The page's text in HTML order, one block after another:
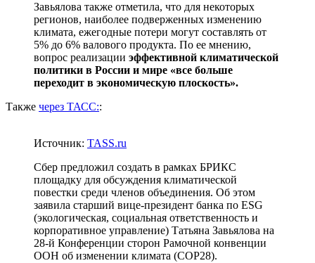
Завьялова также отметила, что для некоторых
регионов, наиболее подверженных изменению
климата, ежегодные потери могут составлять от
5% до 6% валового продукта. По ее мнению,
вопрос реализации эффективной климатической
политики в России и мире «все больше
переходит в экономическую плоскость».
Также через ТАСС::
Источник: TASS.ru
Сбер предложил создать в рамках БРИКС
площадку для обсуждения климатической
повестки среди членов объединения. Об этом
заявила старший вице-президент банка по ESG
(экологическая, социальная ответственность и
корпоративное управление) Татьяна Завьялова на
28-й Конференции сторон Рамочной конвенции
ООН об изменении климата (COP28).